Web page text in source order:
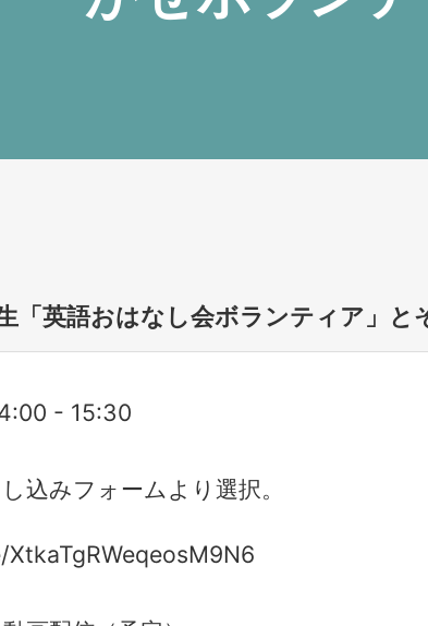
ン
「英語おはなし会ボランティア」と
- 15:30
込みフォームより選択。